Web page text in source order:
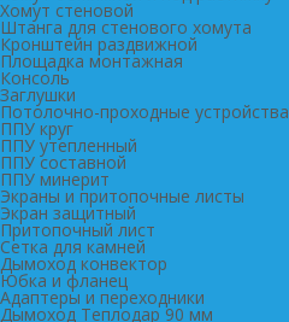
Хомут стеновой
Штанга для стенового хомута
Кронштейн раздвижной
Площадка монтажная
Консоль
Заглушки
Потолочно-проходные устройства
ППУ круг
ППУ утепленный
ППУ составной
ППУ минерит
Экраны и притопочные листы
Экран защитный
Притопочный лист
Сетка для камней
Дымоход конвектор
Юбка и фланец
Адаптеры и переходники
Дымоход Теплодар 90 мм